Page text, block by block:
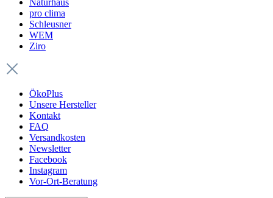
Naturhaus
pro clima
Schleusner
WEM
Ziro
ÖkoPlus
Unsere Hersteller
Kontakt
FAQ
Versandkosten
Newsletter
Facebook
Instagram
Vor-Ort-Beratung